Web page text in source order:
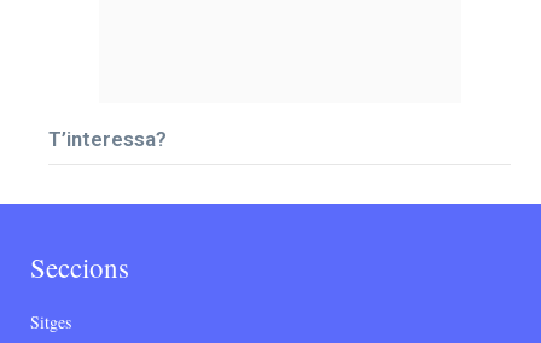
T’interessa?
Seccions
Sitges